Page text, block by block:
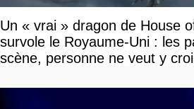
Un « vrai » dragon de House
survole le Royaume-Uni : les
scène, personne ne veut y